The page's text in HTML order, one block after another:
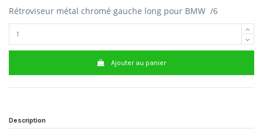
Rétroviseur métal chromé gauche long pour BMW /6
Ajouter au panier
Description